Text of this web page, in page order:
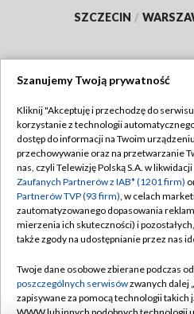
SZCZECIN /
Abonament TVP
Emisja w TVP
Centrum informacji TVP
Naziemna Telewizja Cyfrowa
Rada Programowa
System NOS
Polityka
Moje
Szanujemy Twoją prywatność
Kliknij "Akceptuję i przechodzę do
korzystanie z technologii
dostęp do informacji na Twoim
przechowywanie oraz na przetwarzanie
nas, czyli Telewizję Polską S.A. w
Zaufanych Partnerów z IAB* (1201 firm)
Partnerów TVP (93 firm), w celach
zautomatyzowanego dopasowania
mierzenia ich skuteczności) i
także zgody na udostępnianie przez nas
Twoje dane osobowe zbierane podczas
poszczególnych serwisówzwanych dalej
zapisywane za pomocą technologii takich